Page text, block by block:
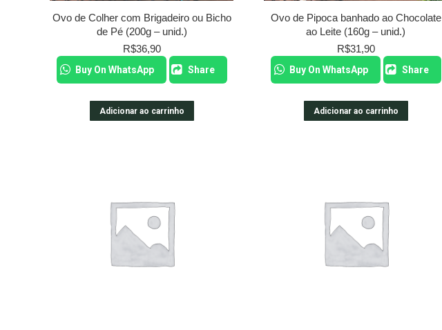
Ovo de Colher com Brigadeiro ou Bicho
de Pé (200g – unid.)
R$36,90
Buy On WhatsApp Share
Adicionar ao carrinho
Ovo de Pipoca banhado ao Chocolate
ao Leite (160g – unid.)
R$31,90
Buy On WhatsApp Share
Adicionar ao carrinho